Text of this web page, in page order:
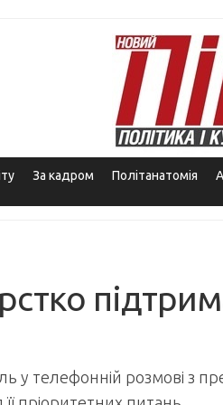
За кадром Політанатомія
телефонній розмові з